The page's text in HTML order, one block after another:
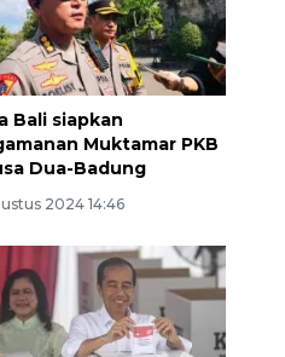
Bali siapkan
Muktamar PKB
Dua-Badung
2024 14:46